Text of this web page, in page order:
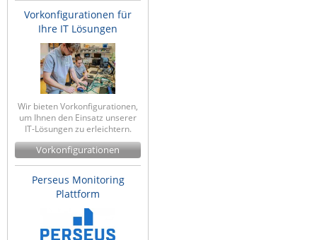
Vorkonfigurationen für
Ihre IT Lösungen
Wir bieten Vorkonfigurationen,
um Ihnen den Einsatz unserer
IT-Lösungen zu erleichtern.
Vorkonfigurationen
Perseus Monitoring
Plattform